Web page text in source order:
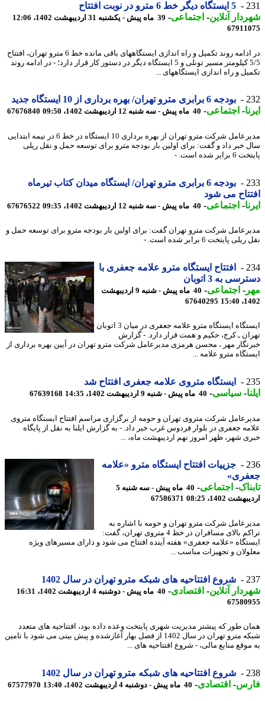
5 ایستگاه دیگر خط 6 مترو در نوبت افتتاح
آنلاین-اجتماعی-39 ماه پیش - یکشنبه 31 اردیبهشت 1402، 12:06
در ادامه روند تکمیل و راه اندازی ایستگاههای باقی مانده خط 6 مترو تهران، افتتاح
5/5 کیلومتر مسیر تونلی و 5 ایستگاه دیگر در دستور کار قرار دارد؛ - در ادامه روند
و راه اندازی ایستگاههای ...
بودجه 6 برابری مترو تهران/ بهره برداری از 10 ایستگاه جدید
-اجتماعی-40 ماه پیش - سه شنبه 12 اردیبهشت 1402، 09:50 67676840
مدیرعامل شرکت مترو تهران از بهره برداری 10 ایستگاه در خط 6 در نیمه ابتدایی
خبر داد و گفت: برای اولین بار بودجه مترو برای توسعه حمل و نقل ریلی
شده است. -
بودجه 6 برابری مترو تهران/ ایستگاه میدان کتاب تیرماه
می شود
-اجتماعی-40 ماه پیش - سه شنبه 12 اردیبهشت 1402، 09:35 67676522
شرکت مترو تهران گفت: برای اولین بار بودجه مترو برای توسعه حمل و
پایتخت 6 برابر شده است. -
افتتاح ایستگاه مترو علامه جعفری با
به 3 اتوبان
-اجتماعی-
40 ماه پیش - شنبه 9 اردیبهشت
67640295
ایستگاه ایستگاه مترو علامه جعفری در میان 3 اتوبان
ـ کرج، حکیم و همت قرار دارد. - گزارش
مهر ، محسن هرمزی مدیرعامل شرکت مترو تهران در آیین بهره برداری از
مترو علامه ...
ایستگاه متروی علامه جعفری افتتاح شد
-سیاسی-40 ماه پیش - شنبه 9 اردیبهشت 1402، 14:35 67639168
شرکت متروی تهران و حومه از برگزاری مراسم افتتاح ایستگاه متروی
جعفری در بلوار فردوس غرب خبر داد. - به گزارش ایلنا به نقل از پایگاه
شهر، ظهر امروز نهم اردیبهشت ماه، ...
جزییات افتتاح ایستگاه مترو «علامه
-اجتماعی-
40 ماه پیش - سه شنبه 5
1402، 08:25
67586371
شرکت مترو تهران و حومه با اشاره به
تراکم بالای مسافران در خط 4 متروی تهران، گفت:
«علامه جعفری» هفته آینده افتتاح می شود و دارای مسیرهای ویژه
و تجهیزات مناسب ...
شروع افتتاحیه های شبکه مترو تهران در سال 1402
آنلاین-اقتصادی-40 ماه پیش - دوشنبه 4 اردیبهشت 1402، 16:31
طور که پیشتر مدیریت شهری پایتخت وعده داده بود، افتتاحیه های متعدد
شبکه مترو تهران در سال 1402 از فصل بهار آغازشده و پیش بینی می شود با تامین
منابع مالی، - شروع افتتاحیه های ...
شروع افتتاحیه های شبکه مترو تهران در سال 1402
-اقتصادی-40 ماه پیش - دوشنبه 4 اردیبهشت 1402، 13:40 67577970